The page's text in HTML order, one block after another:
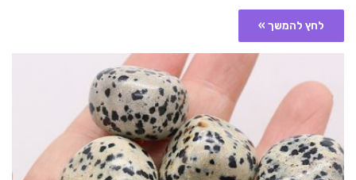
לחץ להמשך »